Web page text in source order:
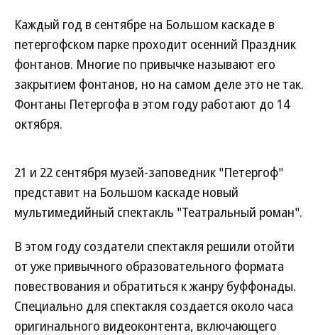
Каждый год в сентябре на Большом каскаде в
петергофском парке проходит осенний Праздник
фонтанов. Многие по привычке называют его
закрытием фонтанов, но на самом деле это не так.
Фонтаны Петергофа в этом году работают до 14
октября.
21 и 22 сентября музей-заповедник "Петергоф"
представит на Большом каскаде новый
мультимедийный спектакль "Театральный роман".
В этом году создатели спектакля решили отойти
от уже привычного образовательного формата
повествования и обратиться к жанру буффонады.
Специально для спектакля создается около часа
оригинального видеоконтента, включающего